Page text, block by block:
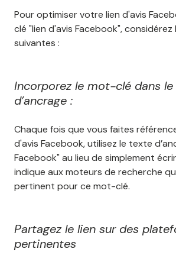
Pour optimiser votre lien d'avis
clé "lien d'avis Facebook",
suivantes :
Incorporez le mot-clé dans
d’ancrage :
Chaque fois que vous faites
d'avis Facebook, utilisez le texte
Facebook" au lieu de simplement
indique aux moteurs de recherche
pertinent pour ce mot-clé.
Partagez le lien sur des
pertinentes